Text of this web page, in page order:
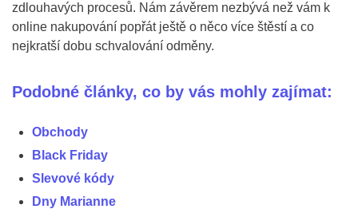
zdlouhavých procesů. Nám závěrem nezbývá než vám k
online nakupování popřát ještě o něco více štěstí a co
nejkratší dobu schvalování odměny.
Podobné články, co by vás mohly zajímat:
Obchody
Black Friday
Slevové kódy
Dny Marianne